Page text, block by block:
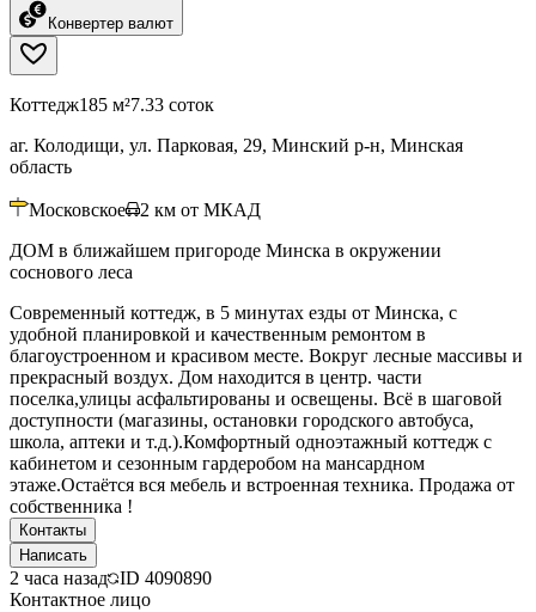
Конвертер валют
Коттедж185 м²7.33 соток
аг. Колодищи, ул. Парковая, 29, Минский р-н, Минская
область
Московское 2 км от МКАД
ДОМ в ближайшем пригороде Минска в окружении
соснового леса
Современный коттедж, в 5 минутах езды от Минска, с
удобной планировкой и качественным ремонтом в
благоустроенном и красивом месте. Вокруг лесные массивы и
прекрасный воздух. Дом находится в центр. части
поселка,улицы асфальтированы и освещены. Всё в шаговой
доступности (магазины, остановки городского автобуса,
школа, аптеки и т.д.).Комфортный одноэтажный коттедж с
кабинетом и сезонным гардеробом на мансардном
этаже.Остаётся вся мебель и встроенная техника. Продажа от
собственника !
Контакты
Написать
2 часа назад ID 4090890
Контактное лицо